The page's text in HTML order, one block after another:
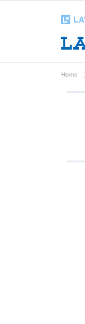
Home